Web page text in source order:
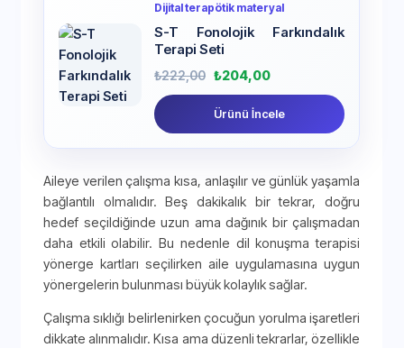
Dijital terapötik materyal
S-T Fonolojik Farkındalık
Terapi Seti
₺222,00 ₺204,00
Ürünü İncele
Aileye verilen çalışma kısa, anlaşılır ve günlük yaşamla
bağlantılı olmalıdır. Beş dakikalık bir tekrar, doğru
hedef seçildiğinde uzun ama dağınık bir çalışmadan
daha etkili olabilir. Bu nedenle dil konuşma terapisi
yönerge kartları seçilirken aile uygulamasına uygun
yönergelerin bulunması büyük kolaylık sağlar.
Çalışma sıklığı belirlenirken çocuğun yorulma işaretleri
dikkate alınmalıdır. Kısa ama düzenli tekrarlar, özellikle